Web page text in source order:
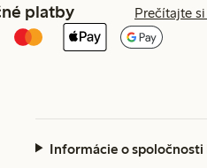
platby Prečítajte
Informácie o spoločnosti